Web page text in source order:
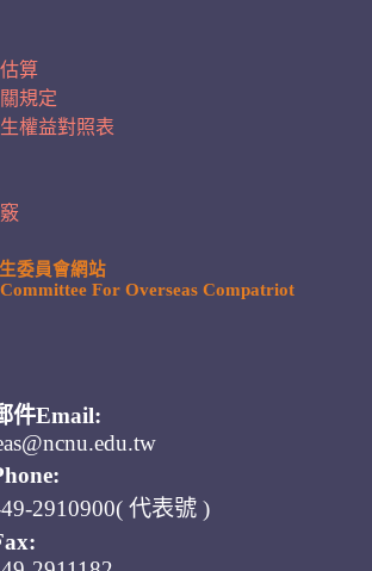
算
規定
權益對照表
委員會網站
For Overseas Compatriot
件Email:
2910900( 代表號 )